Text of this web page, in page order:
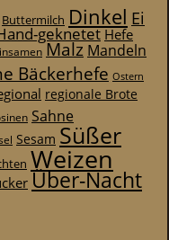
Buttermilch Dinkel Ei
geknetet Hefe
Malz Mandeln
Bäckerhefe Ostern
regionale Brote
Sahne
Sesam Süßer
Weizen
Über-Nacht